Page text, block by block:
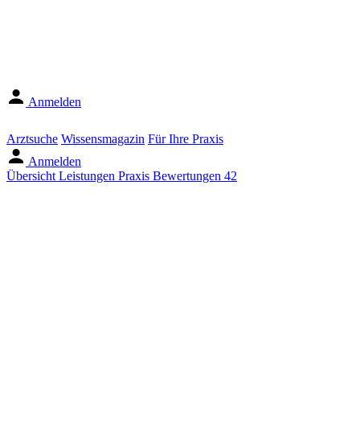
Anmelden
Arztsuche Wissensmagazin Für Ihre Praxis
Anmelden
Übersicht Leistungen Praxis Bewertungen 42